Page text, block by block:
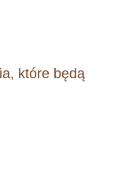
które będą